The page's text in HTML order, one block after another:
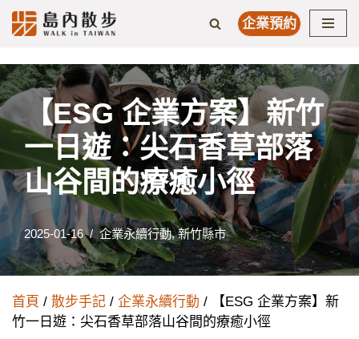
to
content
企業預約
【ESG 企業方案】新竹
一日遊：尖石香草部落
山谷間的療癒小徑
2025-01-16 企業永續行動,新竹縣市
首頁 / 散步手記 / 企業永續行動 / 【ESG 企業方案】新
竹一日遊：尖石香草部落山谷間的療癒小徑